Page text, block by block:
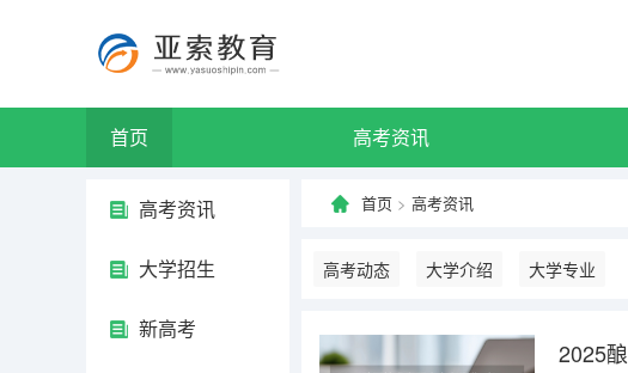
首页 高考资讯
高考资讯
大学招生
新高考
首页 > 高考资讯
高考动态 大学介绍 大学专业
2025